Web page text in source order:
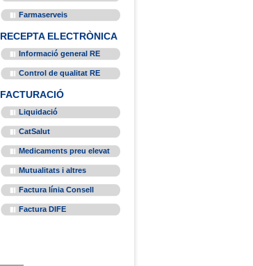
Farmaserveis
RECEPTA ELECTRÒNICA
Informació general RE
Control de qualitat RE
FACTURACIÓ
Liquidació
CatSalut
Medicaments preu elevat
Mutualitats i altres
Factura línia Consell
Factura DIFE